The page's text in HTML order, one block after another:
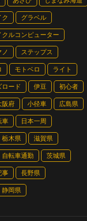
ク グラベル
クルコンピューター
ノ ステップス
モトベロ ライト
ロード 伊豆 初心者
阪府 小径車 広島県
車 日本一周
栃木県 滋賀県
自転車通勤 茨城県
事 長野県
静岡県